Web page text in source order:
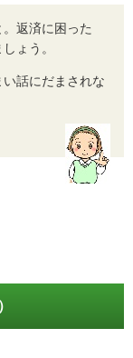
返済に困った
ょう。
話にだまされな
！